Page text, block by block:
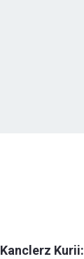
Kanclerz Kurii: